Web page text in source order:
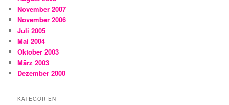
November 2007
November 2006
Juli 2005
Mai 2004
Oktober 2003
März 2003
Dezember 2000
KATEGORIEN